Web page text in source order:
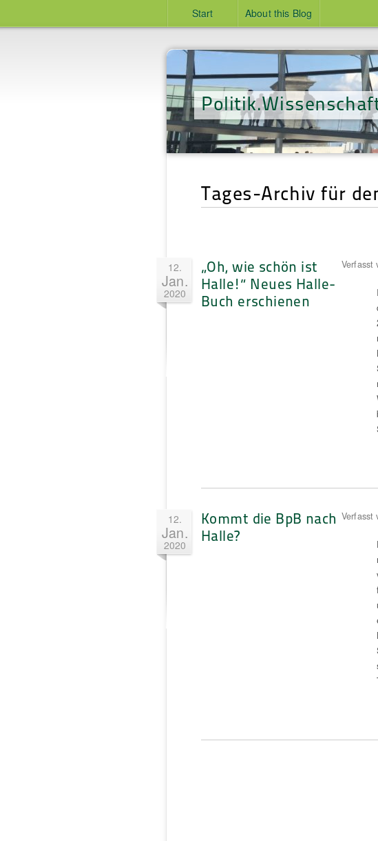
Start About this Blog
Tages-Archiv für
12.
Jan.
2020
„Oh, wie schön ist
Halle!“ Neues Halle-
Buch erschienen
Verfasst
12.
Jan.
2020
Kommt die BpB nach
Halle?
Verfasst